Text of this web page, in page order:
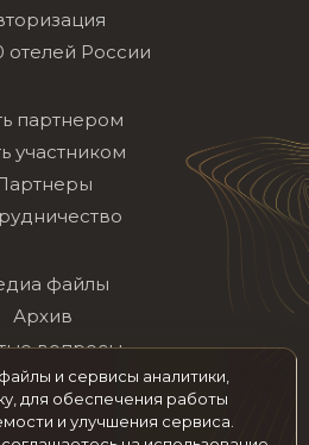
отелей России
партнером
участником
файлы
Архив
вопросы
Контактыи сервисы аналитики,
для обеспечения работы
и улучшения сервиса.